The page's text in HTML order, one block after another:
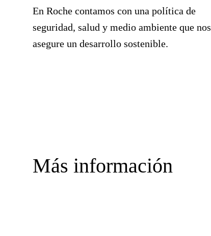
En Roche contamos con una política de
seguridad, salud y medio ambiente que nos
asegure un desarrollo sostenible.
Más información